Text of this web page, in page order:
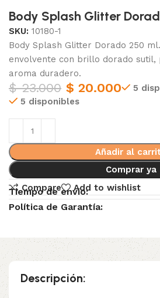
Body Splash Glitter
SKU:10180-1
Body Splash Glitter Dorado 250
envolvente con brillo dorado sutil,
aroma duradero.
$23.000 $ 20.000
5
5 disponibles
Añadir al
Comprar ya
Compare
Add to wishlist
Tiempo de envio:
Política de Garantía:
Descripción: